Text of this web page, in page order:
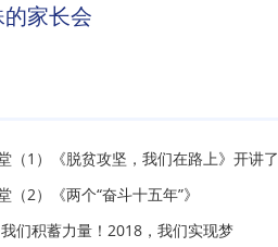
家长会
1）《脱贫攻坚，我们在路上》开讲了
2）《两个“奋斗十五年”》
们积蓄力量！2018，我们实现梦